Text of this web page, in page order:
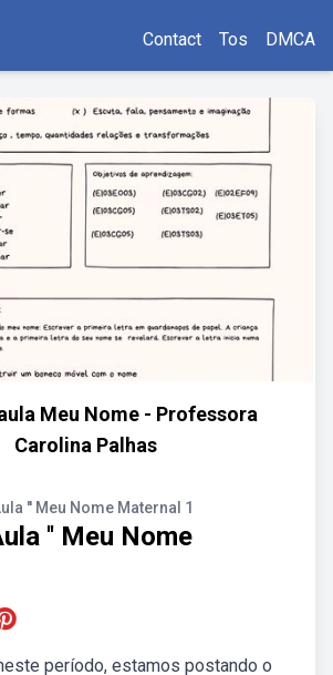
Contact Tos DMCA
Meu Nome - Professora
Carolina Palhas
'' Meu Nome Maternal 1
'' Meu Nome
período, estamos postando o